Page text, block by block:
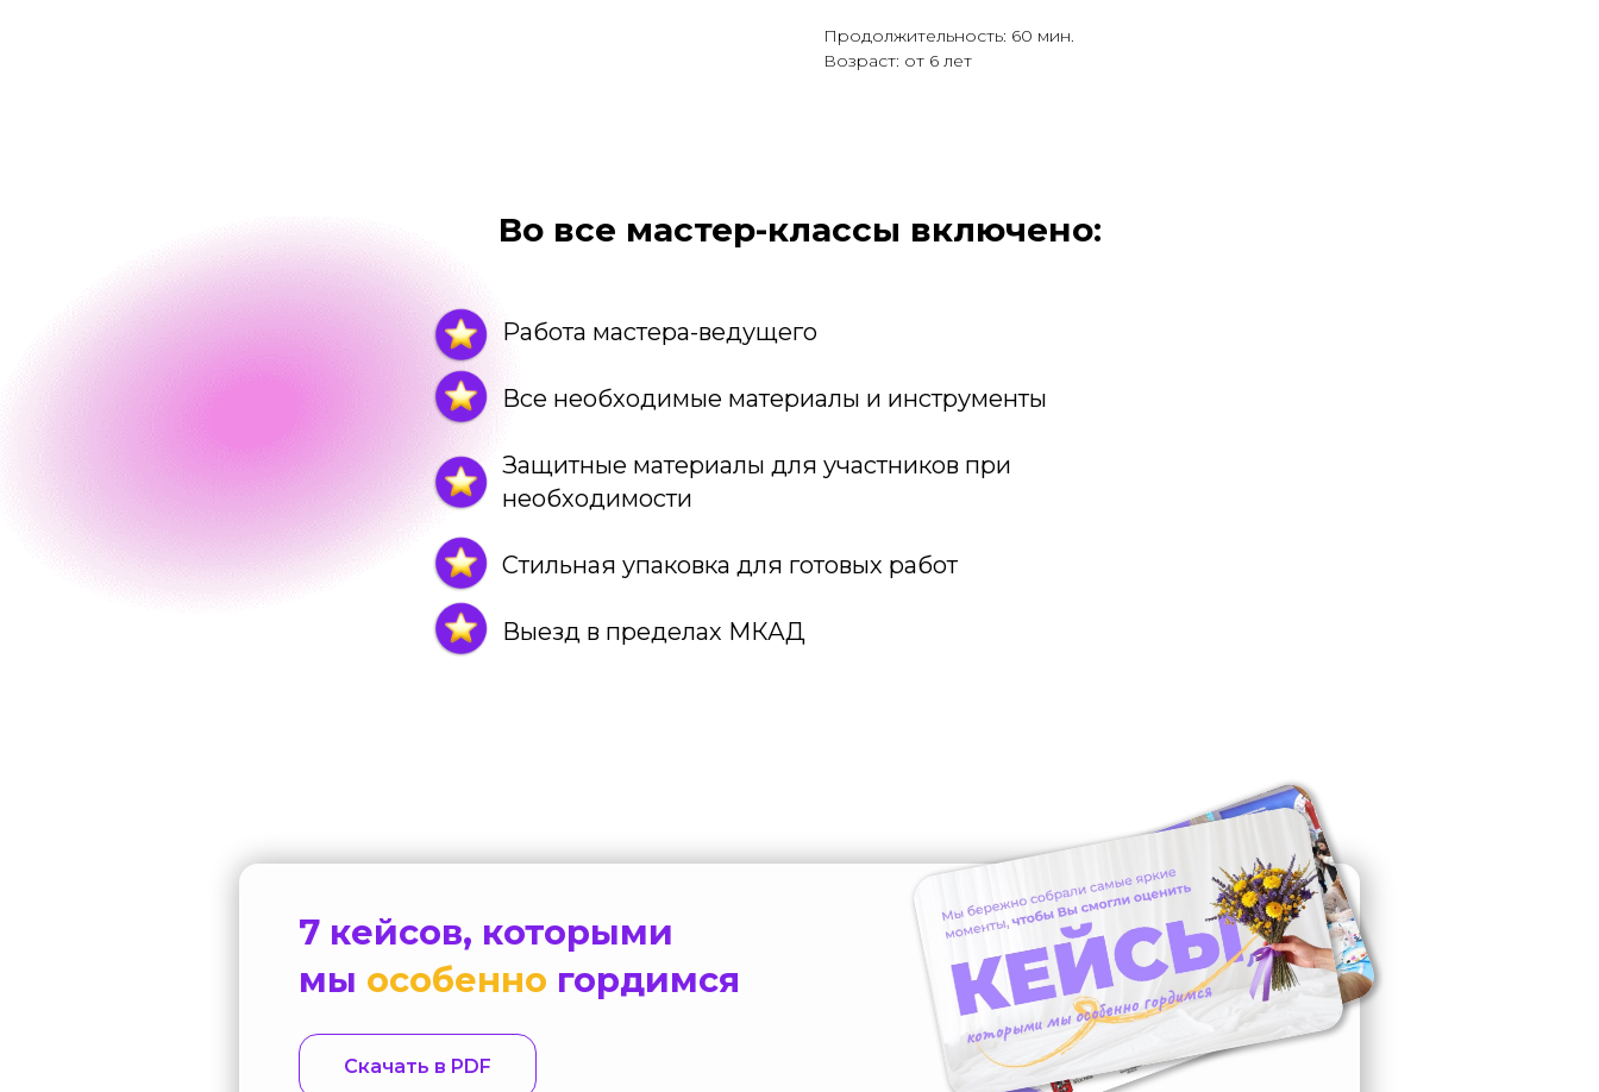
Продолжительность: 60 мин.
Возраст: от 6 лет
Работа мастера-ведущего
Все необходимые материалы и инструменты
Защитные материалы для участников при
необходимости
Стильная упаковка для готовых работ
Выезд в пределах МКАД
Во все мастер-классы включено:
Скачать в PDF
7 кейсов, которыми
мы особенно гордимся